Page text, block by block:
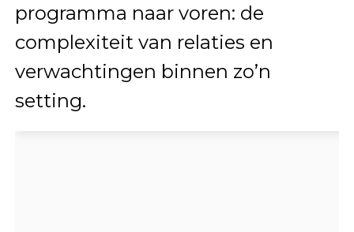
programma naar voren: de
complexiteit van relaties en
verwachtingen binnen zo’n
setting.